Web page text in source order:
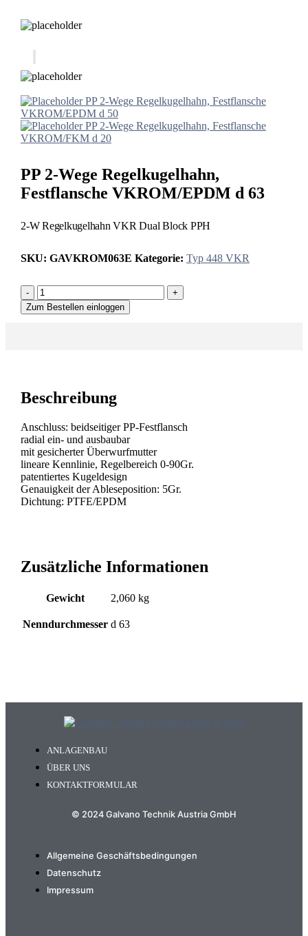
PP 2-Wege Regelkugelhahn, Festflansche
VKROM/EPDM d 50
PP 2-Wege Regelkugelhahn, Festflansche
VKROM/FKM d 20
PP 2-Wege Regelkugelhahn,
Festflansche VKROM/EPDM d 63
2-W Regelkugelhahn VKR Dual Block PPH
SKU: GAVKROM063E Kategorie: Typ 448 VKR
-
+
Zum Bestellen einloggen
Beschreibung
Anschluss: beidseitiger PP-Festflansch
radial ein- und ausbaubar
mit gesicherter Überwurfmutter
lineare Kennlinie, Regelbereich 0-90Gr.
patentiertes Kugeldesign
Genauigkeit der Ableseposition: 5Gr.
Dichtung: PTFE/EPDM
Zusätzliche Informationen
Gewicht 2,060 kg
Nenndurchmesser d 63
ANLAGENBAU
ÜBER UNS
KONTAKTFORMULAR
© 2024 Galvano Technik Austria GmbH
Allgemeine Geschäftsbedingungen
Datenschutz
Impressum